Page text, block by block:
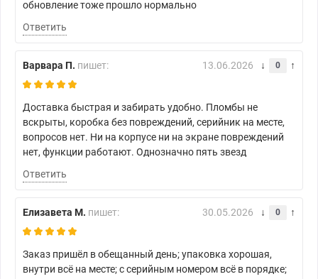
обновление тоже прошло нормально
Ответить
Варвара П. пишет: 13.06.2026 0
Доставка быстрая и забирать удобно. Пломбы не
вскрыты, коробка без повреждений, серийник на месте,
вопросов нет. Ни на корпусе ни на экране повреждений
нет, функции работают. Однозначно пять звезд
Ответить
Елизавета М. пишет: 30.05.2026 0
Заказ пришёл в обещанный день; упаковка хорошая,
внутри всё на месте; с серийным номером всё в порядке;